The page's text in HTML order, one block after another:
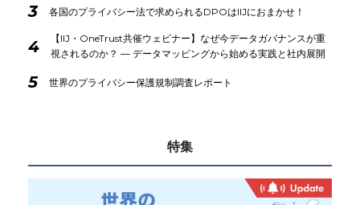
3 各国のプライバシー法で求められるDPOはIIJにおまかせ！
4
【IIJ・OneTrust共催ウェビナー】なぜ今データガバナンスが重
視されるのか？ ― データマッピングから始める実践と社内展開
5 世界のプライバシー保護規制調査レポート
特集